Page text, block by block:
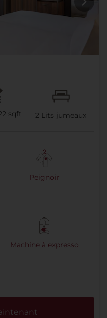
sqft 2 Lits jumeaux
Peignoir
Machine à expresso